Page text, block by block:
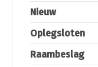
Nieuw
Oplegsloten
Raambeslag